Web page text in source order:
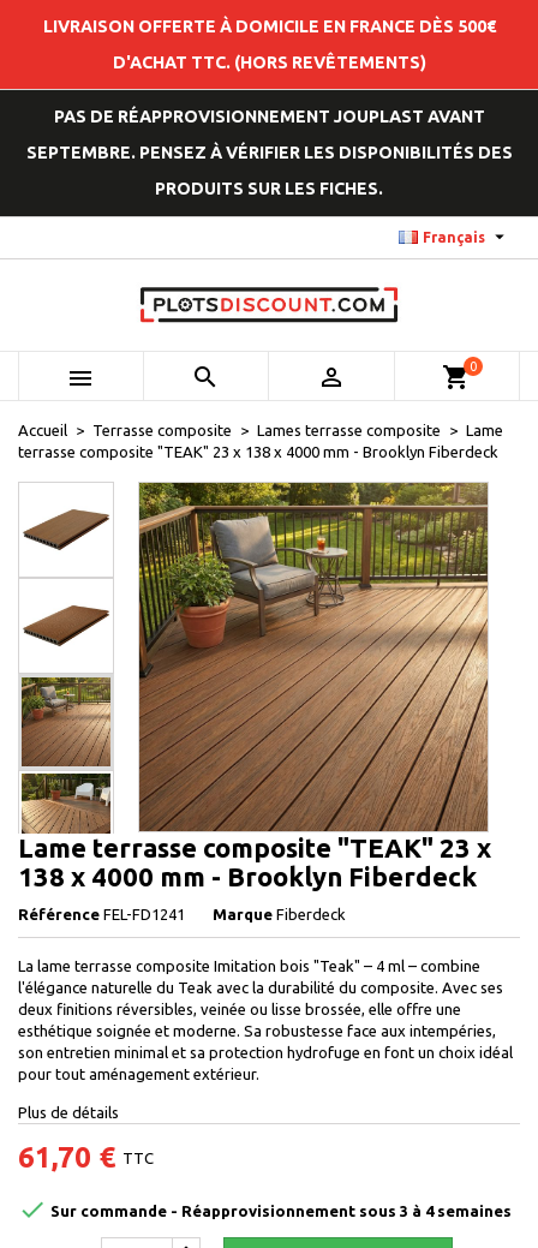
LIVRAISON OFFERTE À DOMICILE EN FRANCE DÈS 500€
D'ACHAT TTC. (HORS REVÊTEMENTS)
PAS DE RÉAPPROVISIONNEMENT JOUPLAST AVANT
SEPTEMBRE. PENSEZ À VÉRIFIER LES DISPONIBILITÉS DES
PRODUITS SUR LES FICHES.
Français 
   shopping_cart0
Accueil Terrasse composite Lames terrasse composite
Lame
terrasse composite "TEAK" 23 x 138 x 4000 mm - Brooklyn Fiberdeck
Lame terrasse composite "TEAK" 23 x
138 x 4000 mm - Brooklyn Fiberdeck
Référence FEL-FD1241 Marque Fiberdeck
La lame terrasse composite Imitation bois "Teak" – 4 ml – combine
l'élégance naturelle du Teak avec la durabilité du composite. Avec ses
deux finitions réversibles, veinée ou lisse brossée, elle offre une
esthétique soignée et moderne. Sa robustesse face aux intempéries,
son entretien minimal et sa protection hydrofuge en font un choix idéal
pour tout aménagement extérieur.
Plus de détails
61,70 € TTC
 Sur commande - Réapprovisionnement sous 3 à 4 semaines